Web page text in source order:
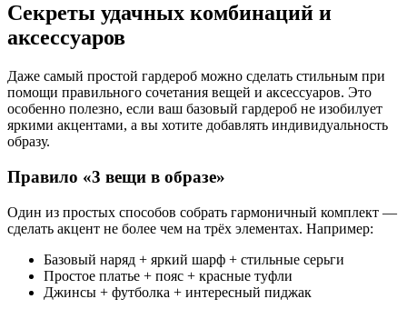
Секреты удачных комбинаций и
аксессуаров
Даже самый простой гардероб можно сделать стильным при
помощи правильного сочетания вещей и аксессуаров. Это
особенно полезно, если ваш базовый гардероб не изобилует
яркими акцентами, а вы хотите добавлять индивидуальность
образу.
Правило «3 вещи в образе»
Один из простых способов собрать гармоничный комплект —
сделать акцент не более чем на трёх элементах. Например:
Базовый наряд + яркий шарф + стильные серьги
Простое платье + пояс + красные туфли
Джинсы + футболка + интересный пиджак